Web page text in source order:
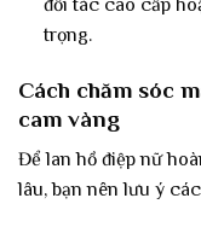
đối tác cao cấp
trọng.
Cách chăm sóc
cam vàng
Để lan hồ điệp nữ
lâu, bạn nên lưu ý